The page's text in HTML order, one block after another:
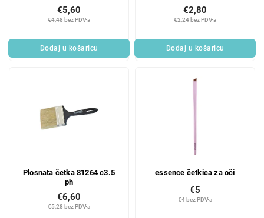
€4,48 bez PDV-a
€5,60
Dodaj u košaricu
€2,24 bez PDV-a
€2,80
Dodaj u košaricu
Plosnata četka 81264 c3.5
ph
€5,28 bez PDV-a
€6,60
essence četkica za oči
€4 bez PDV-a
€5